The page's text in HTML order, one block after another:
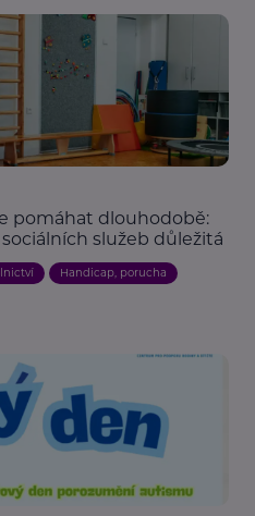
pomáhat dlouhodobě:
služeb důležitá
Handicap, porucha